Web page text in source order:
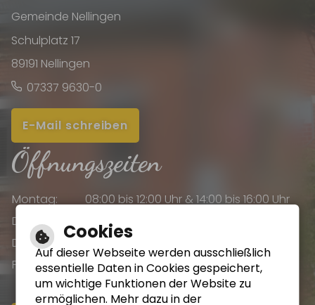
Gemeinde Nellingen
Schulplatz 17
89191 Nellingen
07337 9630-0
E-Mail schreiben
Öffnungszeiten
Montag:
08:00 bis 12:00 Uhr & 14:00 bis 16:00 Uhr
Dienstag:
08:00 bis 12:00 Uhr & 14:00 bis 16:00 Uhr
Donnerstag:
08:00 bis 12:00 Uhr & 14:00 bis 18:00 Uhr
Freitag:
08:00 bis 12:00 Uhr
Cookies
Auf dieser Webseite werden ausschließlich
essentielle Daten in Cookies gespeichert,
um wichtige Funktionen der Website zu
ermöglichen. Mehr dazu in der